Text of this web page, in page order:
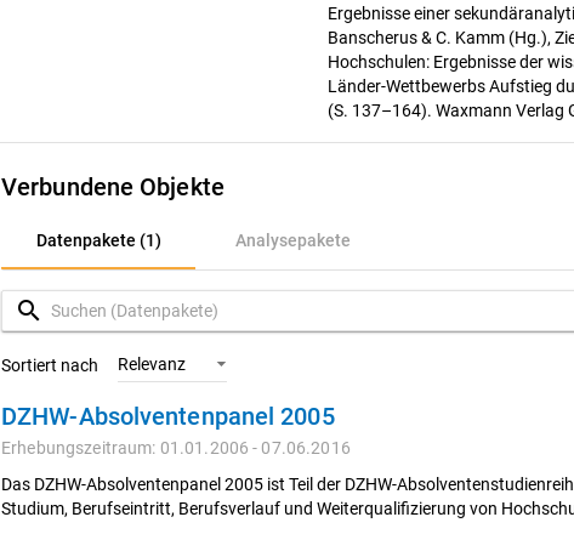
Ergebnisse einer
Banscherus & C. Kamm (Hg.),
Hochschulen: Ergebnisse der
Länder-Wettbewerbs Aufstieg
(S. 137–164). Waxmann Verlag
Verbundene Objekte
Datenpakete (1) Analysepakete
Datenpakete (1)
Analysepakete
search
Sortiert nach Relevanz
DZHW-Absolventenpanel 2005
Erhebungszeitraum: 01.01.2006 - 07.06.2016
Das DZHW-Absolventenpanel 2005 ist Teil der DZHW-
Studium, Berufseintritt, Berufsverlauf und Weiterqualifizierung von